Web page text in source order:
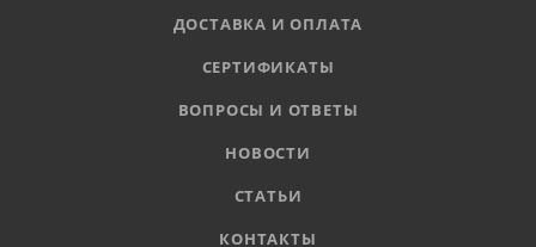
ДОСТАВКА И ОПЛАТА
СЕРТИФИКАТЫ
ВОПРОСЫ И ОТВЕТЫ
НОВОСТИ
СТАТЬИ
КОНТАКТЫ